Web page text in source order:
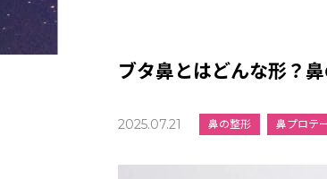
ブタ鼻とはどんな形？
2025.07.21 鼻の整形 鼻プロテ